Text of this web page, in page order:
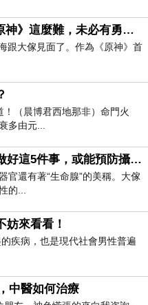
大偉哥閃現FES：若知道做《原神》這麼難，未必有勇氣走下去
跟大傢見面了。作為《原神》首
（晨博君西地那非）命門火
多由元...
男性要保護好自己的攝護腺，做好這5件事，或能預防攝護腺炎
官還有著“生命腺”的美稱。大傢
的...
來看看！
疾病，也是現代社會男性普遍
中醫如何治療